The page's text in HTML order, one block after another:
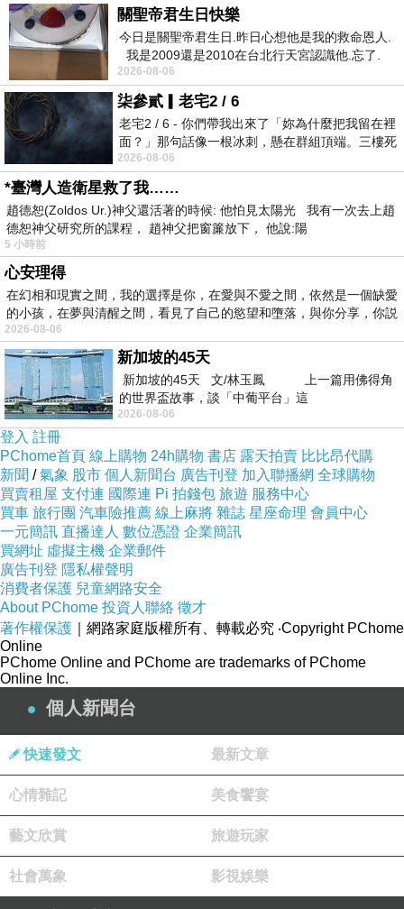
我一一的告訴她們之後，她們便覺得很可惜，
想「參觀」一切的活動內容——她們期待好久，但
卻無法去。
聽到她們嘆息，便覺得……但是‥我告訴她
們‥「這次無緣，下次依然有機會的！不是嗎？」
我們也講到電線快「燒掉了」，才結束通話。
暑假期間，回校打掃，和我同組的同學，剛好
向我請教‥「要如何上網？」
她要我教她，所以‥我們便利用，一次到「網
路咖啡店」的機會上網，教了好幾次，她也便知
道‥如何上線了，所以‥我也放手，隨她到網上逛
逛。
「上網——聊天室」，或許最受人歡迎，她也
被吸引了。
但是‥我只是在一旁，跟她說‥「別太沉
迷……小心被騙！」
隔天，依然回校打掃。
她要我陪她去打電話，結果‥她是打給「他」
——就是昨天剛認識的網友。
看電話卡的錢，也快完了，她才結束……
又一天，我同學再次打電話，結果‥他們便約
出來見面。
我真搞不懂，才認識不到三天的網友，居然這
麼快就見面。
那天，剛好我有事，所以要回家，也只好陪她
到見到「網友」後，才坐上火車，但是坐上火車，
我的心，還在想‥〔是否安全呢？〕
下午三、四點，打電話給她，居然還沒回去，
我更擔心了。
唉！到下午五點多，才接到她的電話，才知
道‥她一切平安；這時，心中的重石頭，才放下
來……
結果‥她的網友，居然是她表姊的同班同學，
還是同一組做實驗的……她覺得‥一切都太神奇
了！世界真是渺小呀！她一直強調‥千萬別讓她表
但是，我覺得‥不知她為何要這樣做？
「只是網友而已」呀！又沒有怎樣，噯！怎麼
關聖帝君生日快樂
今日是關聖帝君生日.昨日心想他是我的救命恩人.
我是2009還是2010在台北行天宮認識他.忘了.
一個奇摩交友的網友學
2026-08-06
柒參貳▎老宅2 / 6
老宅2 / 6 - 你們帶我出來了「妳為什麼把我留在裡
面？」那句話像一根冰刺，懸在群組頂端。三樓死
死盯著照片裡的人。那個人確實站在
2026-08-06
*臺灣人造衛星救了我……
趙德恕(Zoldos Ur.)神父還活著的時候: 他怕見太陽光 我有一次去上趙
德恕神父研究所的課程， 趙神父把窗簾放下， 他說:陽
5 小時前
心安理得
在幻相和現實之間，我的選擇是你，在愛與不愛之間，依然是一個缺愛
的小孩，在夢與清醒之間，看見了自己的慾望和墮落，與你分享，你説
2026-08-06
新加坡的45天
新加坡的45天 文/林玉鳳 上一篇用佛得角
的世界盃故事，談「中葡平台」這
2026-08-06
登入 註冊
PChome首頁 線上購物 24h購物 書店 露天拍賣 比比昂代購
新聞 /氣象 股市 個人新聞台 廣告刊登 加入聯播網 全球購物
買賣租屋 支付連 國際連 Pi 拍錢包 旅遊 服務中心
買車 旅行團 汽車險推薦 線上麻將 雜誌 星座命理 會員中心
一元簡訊 直播達人 數位憑證 企業簡訊
買網址 虛擬主機 企業郵件
廣告刊登 隱私權聲明
消費者保護 兒童網路安全
About PChome 投資人聯絡 徵才
著作權保護 ｜網路家庭版權所有、轉載必究 ‧Copyright PChome
Online
PChome Online and PChome are trademarks of PChome
Online Inc.
個人新聞台
快速發文 最新文章
心情雜記 美食饗宴
藝文欣賞 旅遊玩家
社會萬象 影視娛樂